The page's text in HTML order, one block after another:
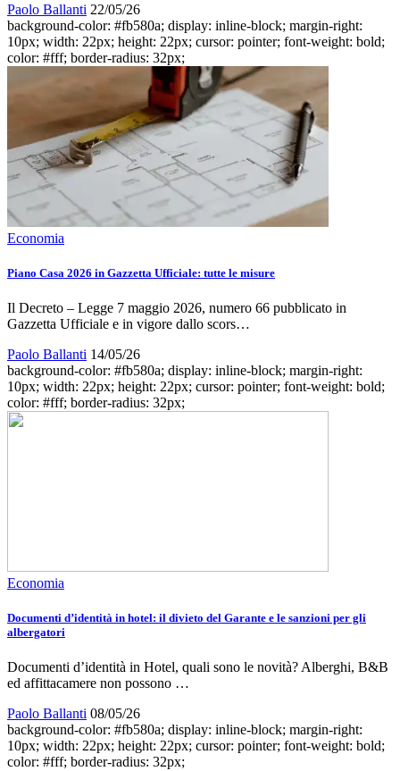
Paolo Ballanti 22/05/26
background-color: #fb580a; display: inline-block; margin-right:
10px; width: 22px; height: 22px; cursor: pointer; font-weight: bold;
color: #fff; border-radius: 32px;
Economia
Piano Casa 2026 in Gazzetta Ufficiale: tutte le misure
Il Decreto – Legge 7 maggio 2026, numero 66 pubblicato in
Gazzetta Ufficiale e in vigore dallo scors…
Paolo Ballanti 14/05/26
background-color: #fb580a; display: inline-block; margin-right:
10px; width: 22px; height: 22px; cursor: pointer; font-weight: bold;
color: #fff; border-radius: 32px;
Economia
Documenti d’identità in hotel: il divieto del Garante e le sanzioni per gli
albergatori
Documenti d’identità in Hotel, quali sono le novità? Alberghi, B&B
ed affittacamere non possono …
Paolo Ballanti 08/05/26
background-color: #fb580a; display: inline-block; margin-right:
10px; width: 22px; height: 22px; cursor: pointer; font-weight: bold;
color: #fff; border-radius: 32px;